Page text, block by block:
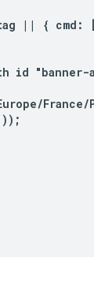
|| { cmd:
id "banner-